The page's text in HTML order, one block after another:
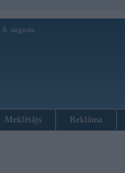
6. augusts
Meklētājs Reklāma